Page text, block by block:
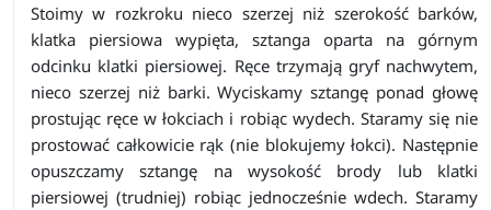
Stoimy w rozkroku nieco szerzej niż szerokość barków,
klatka piersiowa wypięta, sztanga oparta na górnym
odcinku klatki piersiowej. Ręce trzymają gryf nachwytem,
nieco szerzej niż barki. Wyciskamy sztangę ponad głowę
prostując ręce w łokciach i robiąc wydech. Staramy się nie
prostować całkowicie rąk (nie blokujemy łokci). Następnie
opuszczamy sztangę na wysokość brody lub klatki
piersiowej (trudniej) robiąc jednocześnie wdech. Staramy